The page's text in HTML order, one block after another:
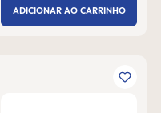
ADICIONAR AO CARRINHO